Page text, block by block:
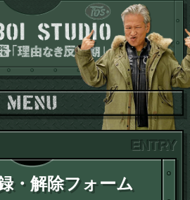
・解除フォーム